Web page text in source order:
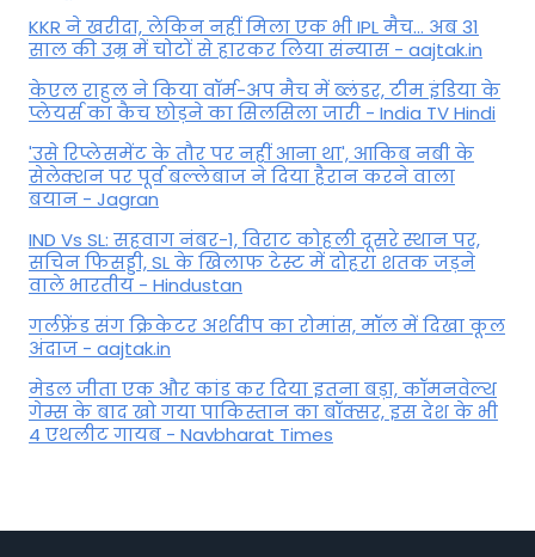
KKR ने खरीदा, लेकिन नहीं मिला एक भी IPL मैच... अब 31
साल की उम्र में चोटों से हारकर लिया संन्यास - aajtak.in
केएल राहुल ने किया वॉर्म-अप मैच में ब्लंडर, टीम इंडिया के
प्लेयर्स का कैच छोड़ने का सिलसिला जारी - India TV Hindi
'उसे रिप्लेसमेंट के तौर पर नहीं आना था', आकिब नबी के
सेलेक्शन पर पूर्व बल्लेबाज ने दिया हैरान करने वाला
बयान - Jagran
IND Vs SL: सहवाग नंबर-1, विराट कोहली दूसरे स्थान पर,
सचिन फिसड्डी, SL के खिलाफ टेस्ट में दोहरा शतक जड़ने
वाले भारतीय - Hindustan
गर्लफ्रेंड संग क्रिकेटर अर्शदीप का रोमांस, मॉल में द‍िखा कूल
अंदाज - aajtak.in
मेडल जीता एक और कांड कर दिया इतना बड़ा, कॉमनवेल्थ
गेम्स के बाद खो गया पाकिस्तान का बॉक्सर, इस देश के भी
4 एथलीट गायब - Navbharat Times